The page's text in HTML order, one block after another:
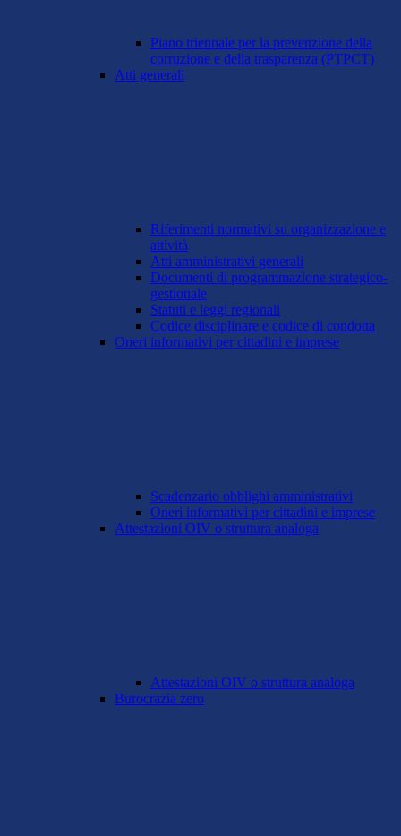
Piano triennale per la prevenzione della
corruzione e della trasparenza (PTPCT)
Atti generali
Riferimenti normativi su organizzazione e
attività
Atti amministrativi generali
Documenti di programmazione strategico-
gestionale
Statuti e leggi regionali
Codice disciplinare e codice di condotta
Oneri informativi per cittadini e imprese
Scadenzario obblighi amministrativi
Oneri informativi per cittadini e imprese
Attestazioni OIV o struttura analoga
Attestazioni OIV o struttura analoga
Burocrazia zero